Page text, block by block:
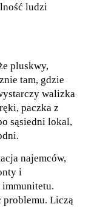
ludzi
pluskwy,
tam, gdzie
walizka
paczka z
sąsiedni lokal,
najemców,
i
problemu. Liczą